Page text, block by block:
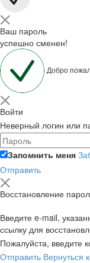
Ваш пароль
успешно сменен!
Добро
Войти
Неверный логин или
Запомнить меня
Отправить
Восстановление
Введите e-mail,
ссылку для
Пожалуйста, введите
Отправить Вернуться